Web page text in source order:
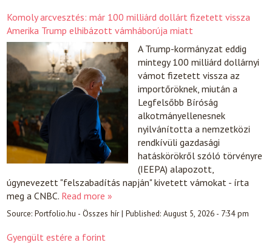
Komoly arcvesztés: már 100 milliárd dollárt fizetett vissza
Amerika Trump elhibázott vámháborúja miatt
A Trump-kormányzat eddig
mintegy 100 milliárd dollárnyi
vámot fizetett vissza az
importőröknek, miután a
Legfelsőbb Bíróság
alkotmányellenesnek
nyilvánította a nemzetközi
rendkívüli gazdasági
hatáskörökről szóló törvényre
(IEEPA) alapozott,
úgynevezett "felszabadítás napján" kivetett vámokat - írta
meg a CNBC. Read more »
Source:Portfolio.hu - Összes hír|Published:August 5, 2026 - 7:34 pm
Gyengült estére a forint